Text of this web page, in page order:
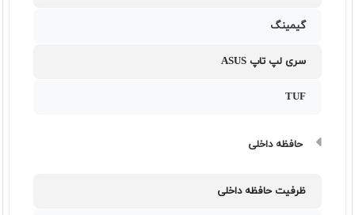
گیمینگ
سری لپ تاپ ASUS
TUF
حافظه داخلی
ظرفیت حافظه داخلی